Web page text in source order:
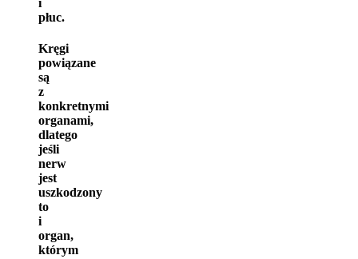
i
płuc.
Kręgi
powiązane
są
z
konkretnymi
organami,
dlatego
jeśli
nerw
jest
uszkodzony
to
i
organ,
którym